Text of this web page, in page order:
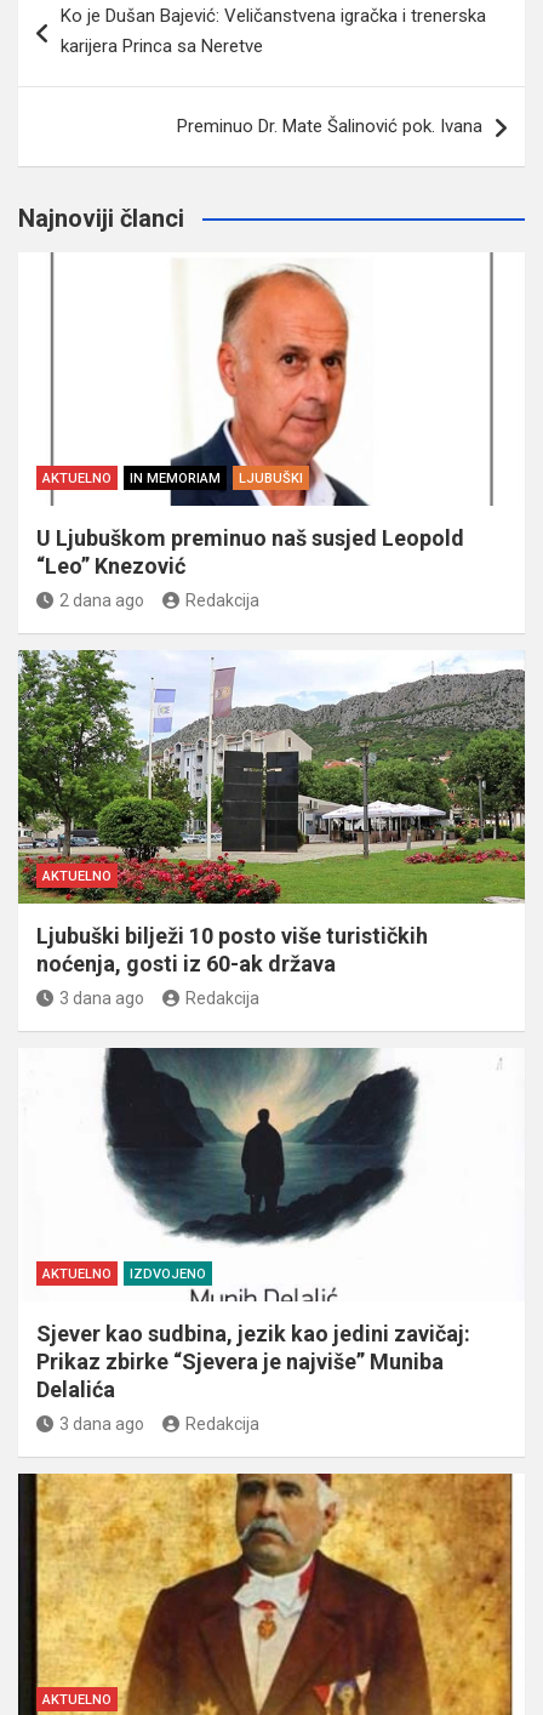
članaka
Ko je Dušan Bajević: Veličanstvena igračka i trenerska
karijera Princa sa Neretve
Preminuo Dr. Mate Šalinović pok. Ivana
Najnoviji članci
AKTUELNO IN MEMORIAM LJUBUŠKI
U Ljubuškom preminuo naš susjed Leopold
“Leo” Knezović
2 dana ago Redakcija
AKTUELNO
Ljubuški bilježi 10 posto više turističkih
noćenja, gosti iz 60-ak država
3 dana ago Redakcija
AKTUELNO IZDVOJENO
Sjever kao sudbina, jezik kao jedini zavičaj:
Prikaz zbirke “Sjevera je najviše” Muniba
Delalića
3 dana ago Redakcija
AKTUELNO